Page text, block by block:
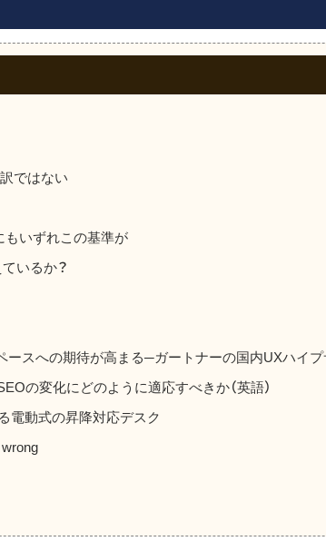
ではない
もいずれこの基準が
いるか？
ースへの期待が高まる─ガートナーの国内UXハイ
の変化にどのように適応すべきか（英語）
電動式の昇降対応デスク
wrong